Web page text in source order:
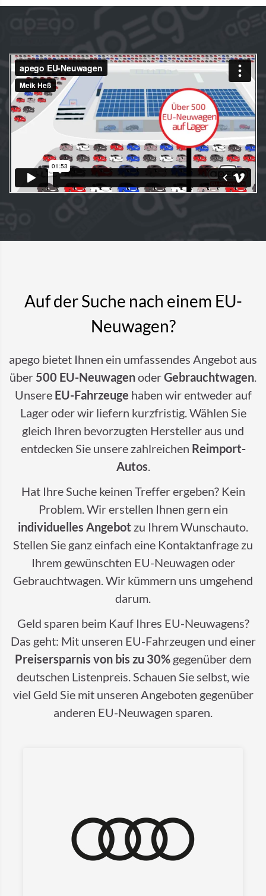
Auf der Suche nach einem EU-
Neuwagen?
apego bietet Ihnen ein umfassendes Angebot aus
über 500 EU-NeuwagenoderGebrauchtwagen.
Unsere EU-Fahrzeuge haben wir entweder auf
Lager oder wir liefern kurzfristig. Wählen Sie
gleich Ihren bevorzugten Hersteller aus und
entdecken Sie unsere zahlreichen Reimport-
Autos.
Hat Ihre Suche keinen Treffer ergeben? Kein
Problem. Wir erstellen Ihnen gern ein
individuelles Angebot zu Ihrem Wunschauto.
Stellen Sie ganz einfach eine Kontaktanfrage zu
Ihrem gewünschten EU-Neuwagen oder
Gebrauchtwagen. Wir kümmern uns umgehend
darum.
Geld sparen beim Kauf Ihres EU-Neuwagens?
Das geht: Mit unseren EU-Fahrzeugen und einer
Preisersparnis von bis zu 30% gegenüber dem
deutschen Listenpreis. Schauen Sie selbst, wie
viel Geld Sie mit unseren Angeboten gegenüber
anderen EU-Neuwagen sparen.